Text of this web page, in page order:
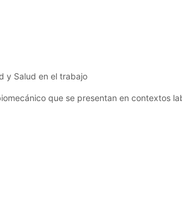
y Salud en el trabajo
que se presentan en contextos